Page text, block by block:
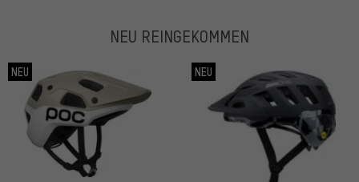
NEU REINGEKOMMEN
NEU NEU